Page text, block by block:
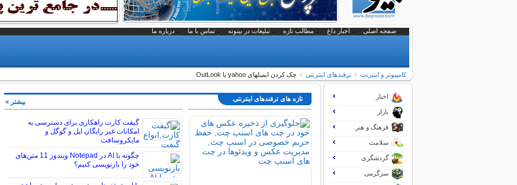
صفحه اصلی اخبار داغ مطالب تازه تبلیغات در بیتوته تماس با ما درباره ما
کامپیوتر و اینترنت ترفندهای اینترنتی چک کردن ایمیلهای yahoo با OutLook
تازه های ترفندهای اینترنتی
گیفت کارت راهکاری برای دسترسی به
امکانات غیر رایگان اپل و گوگل و
مایکروسافت
چگونه با AI در Notepad ویندوز 11 متن‌های
خود را بازنویسی کنیم؟
بیشتر »
اخبار
بازار
فرهنگ و هنر
سلامت
گردشگری
سرگرمی